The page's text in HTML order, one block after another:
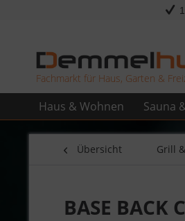
Fachmarkt für Haus, Garten &
Haus & Wohnen Sauna
Übersicht Grill
BASE BACK